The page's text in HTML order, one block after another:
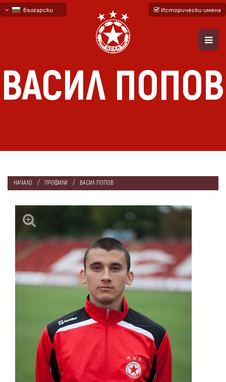
български
Исторически имена
ВАСИЛ ПОПОВ
НАЧАЛО ПРОФИЛИ ВАСИЛ ПОПОВ